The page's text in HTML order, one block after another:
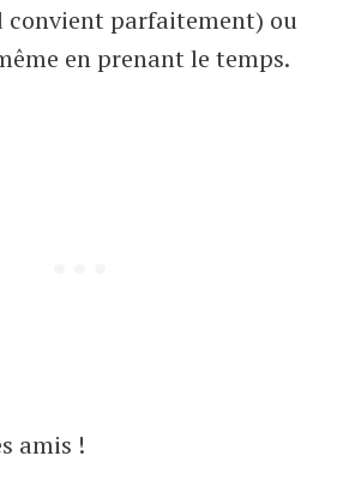
convient parfaitement) ou
en prenant le temps.
amis !